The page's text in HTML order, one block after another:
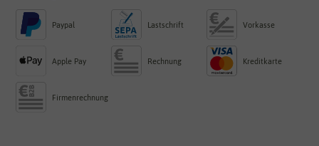
Paypal Lastschrift Vorkasse
Apple Pay Rechnung Kreditkarte
Firmenrechnung